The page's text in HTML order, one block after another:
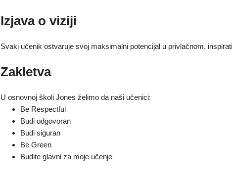
Izjava o viziji
Svaki učenik ostvaruje svoj maksimalni potencijal u privlačnom,
Zakletva
U osnovnoj školi Jones želimo da naši učenici:
Be Respectful
Budi odgovoran
Budi siguran
Be Green
Budite glavni za moje učenje